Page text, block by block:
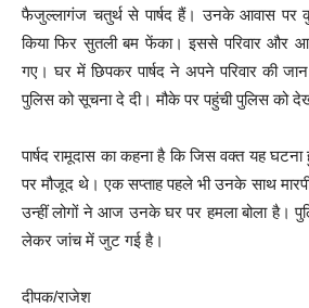
फैजुल्लागंज चतुर्थ से पार्षद हैं। उनके आवास पर
किया फिर सुतली बम फेंका। इससे परिवार
गए। घर में छिपकर पार्षद ने अपने परिवार की
पुलिस को सूचना दे दी। मौके पर पहुंची पुलिस को
पार्षद रामूदास का कहना है कि जिस वक्त यह
पर मौजूद थे। एक सप्ताह पहले भी उनके साथ
उन्हीं लोगों ने आज उनके घर पर हमला बोला है।
लेकर जांच में जुट गई है।
दीपक/राजेश